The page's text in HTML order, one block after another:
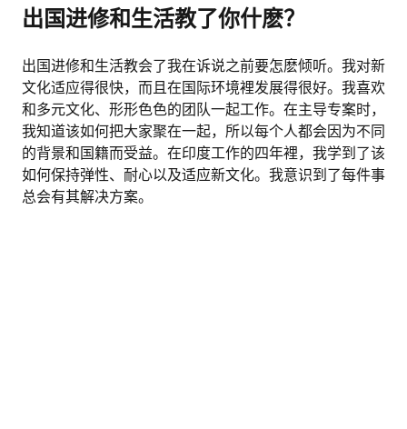
出国进修和生活教了你什麽？
出国进修和生活教会了我在诉说之前要怎麽倾听。我对新
文化适应得很快，而且在国际环境裡发展得很好。我喜欢
和多元文化、形形色色的团队一起工作。在主导专案时，
我知道该如何把大家聚在一起，所以每个人都会因为不同
的背景和国籍而受益。在印度工作的四年裡，我学到了该
如何保持弹性、耐心以及适应新文化。我意识到了每件事
总会有其解决方案。